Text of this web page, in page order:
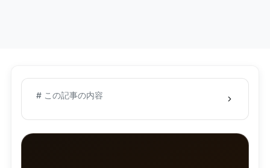
# この記事の内容